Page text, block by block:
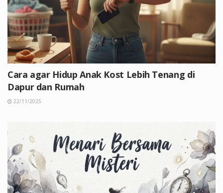
Cara agar Hidup Anak Kost Lebih Tenang di
Dapur dan Rumah
22/11/2025